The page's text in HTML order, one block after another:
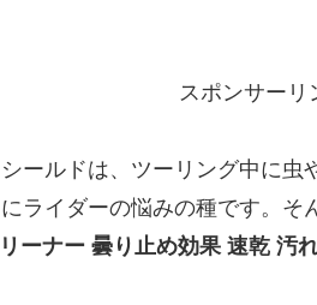
スポンサーリ
ールドは、ツーリング中に
ライダーの悩みの種です。そ
ーナー 曇り止め効果 速乾 汚